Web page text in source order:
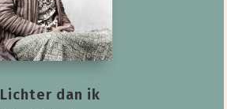
Lichter dan ik